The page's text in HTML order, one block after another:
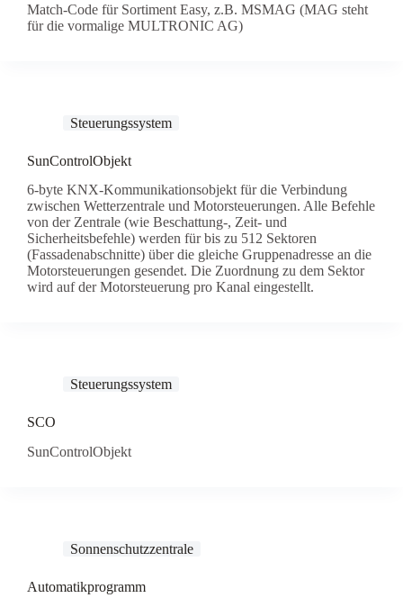
Match-Code für Sortiment Easy, z.B. MSMAG (MAG steht
für die vormalige MULTRONIC AG)
Steuerungssystem
SunControlObjekt
6-byte KNX-Kommunikationsobjekt für die Verbindung
zwischen Wetterzentrale und Motorsteuerungen. Alle Befehle
von der Zentrale (wie Beschattung-, Zeit- und
Sicherheitsbefehle) werden für bis zu 512 Sektoren
(Fassadenabschnitte) über die gleiche Gruppenadresse an die
Motorsteuerungen gesendet. Die Zuordnung zu dem Sektor
wird auf der Motorsteuerung pro Kanal eingestellt.
Steuerungssystem
SCO
SunControlObjekt
Sonnenschutzzentrale
Automatikprogramm